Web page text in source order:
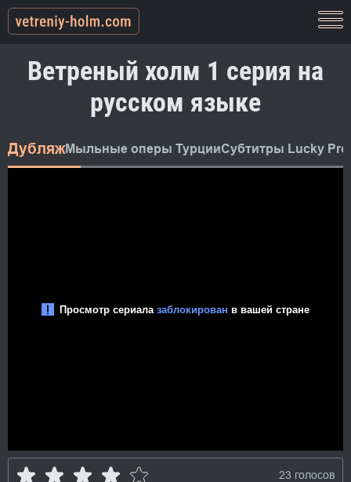
Ветреный холм 1 серия на
русском языке
ДубляжМыльные оперы ТурцииСубтитры Lucky
23 голосов